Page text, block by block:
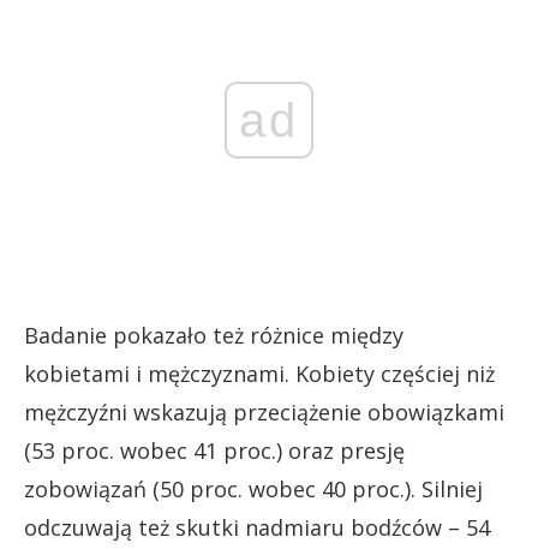
ad
Badanie pokazało też różnice między
kobietami i mężczyznami. Kobiety częściej niż
mężczyźni wskazują przeciążenie obowiązkami
(53 proc. wobec 41 proc.) oraz presję
zobowiązań (50 proc. wobec 40 proc.). Silniej
odczuwają też skutki nadmiaru bodźców – 54